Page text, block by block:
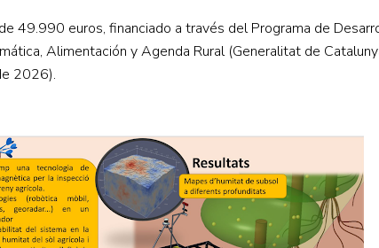
49.990 euros, financiado a través del Programa de
Alimentación y Agenda Rural (Generalitat de
2026).